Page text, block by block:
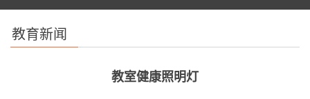
航
教育新闻
教室健康照明灯